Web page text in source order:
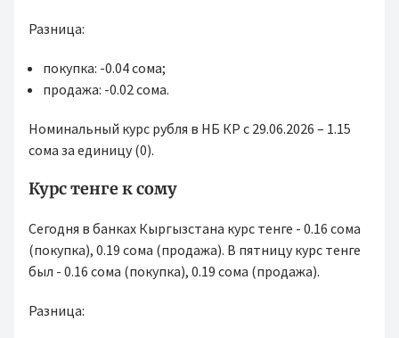
Разница:
покупка: -0.04 сома;
продажа: -0.02 сома.
Номинальный курс рубля в НБ КР с 29.06.2026 – 1.15
сома за единицу (0).
Курс тенге к сому
Сегодня в банках Кыргызстана курс тенге - 0.16 сома
(покупка), 0.19 сома (продажа). В пятницу курс тенге
был - 0.16 сома (покупка), 0.19 сома (продажа).
Разница: